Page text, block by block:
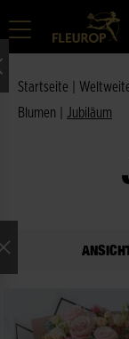
Startseite
Blumen
Jubiläum
Auswahl